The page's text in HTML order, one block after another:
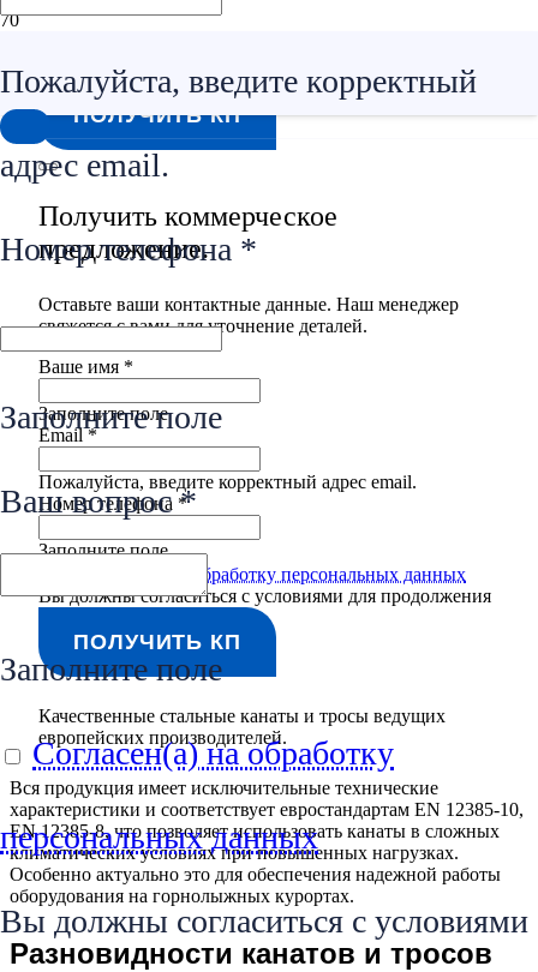
Пожалуйста, введите корректный
адрес email.
Номер телефона *
Заполните поле
Ваш вопрос *
Заполните поле
Согласен(а) на обработку
персональных данных
Вы должны согласиться с условиями
ПОЛУЧИТЬ КП
Получить коммерческое
предложение.
Оставьте ваши контактные данные. Наш менеджер
свяжется с вами для уточнение деталей.
Ваше имя *
Заполните поле
Email *
Пожалуйста, введите корректный адрес email.
Номер телефона *
Заполните поле
Согласен(а) на обработку персональных данных
Вы должны согласиться с условиями для продолжения
ПОЛУЧИТЬ КП
Качественные стальные канаты и тросы ведущих
европейских производителей.
Вся продукция имеет исключительные технические
характеристики и соответствует евростандартам EN 12385-10,
EN 12385-8, что позволяет использовать канаты в сложных
климатических условиях при повышенных нагрузках.
Особенно актуально это для обеспечения надежной работы
оборудования на горнолыжных курортах.
Разновидности канатов и тросов